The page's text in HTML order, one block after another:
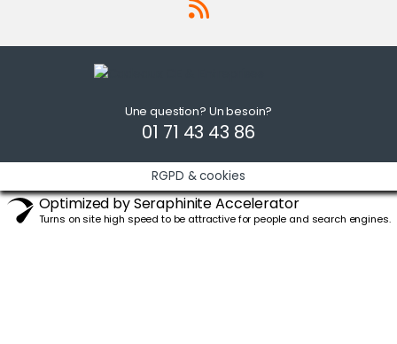
Une question? Un besoin?
01 71 43 43 86
RGPD & cookies
Optimized by Seraphinite Accelerator
Turns on site high speed to be attractive for people and search engines.